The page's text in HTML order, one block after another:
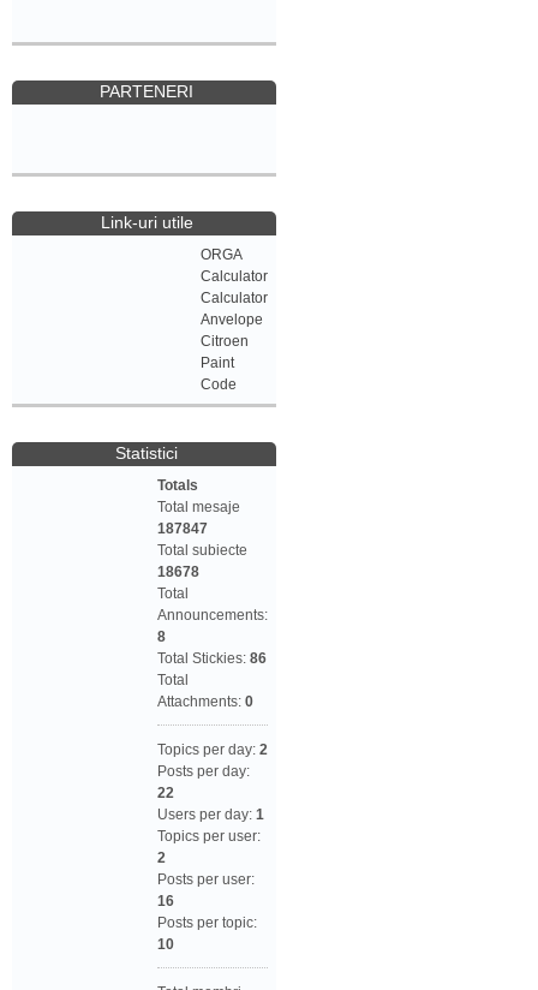
PARTENERI
Link-uri utile
ORGA
Calculator
Calculator
Anvelope
Citroen
Paint
Code
Statistici
Totals
Total mesaje
187847
Total subiecte
18678
Total
Announcements:
8
Total Stickies: 86
Total
Attachments: 0
Topics per day: 2
Posts per day:
22
Users per day: 1
Topics per user:
2
Posts per user:
16
Posts per topic:
10